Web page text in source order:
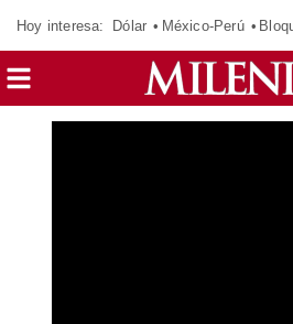
Hoy interesa: Dólar México-Perú